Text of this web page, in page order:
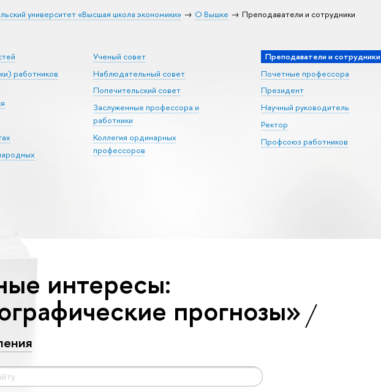
университет «Высшая школа экономики» О Вышке Преподаватели и сотрудники
работников
Ученый совет
Наблюдательный совет
Попечительский совет
Заслуженные профессора и
работники
Коллегия ординарных
профессоров
Преподаватели и сотрудники
Почетные профессора
Президент
Научный руководитель
Ректор
Профсоюз работников
интересы:
прогнозы»